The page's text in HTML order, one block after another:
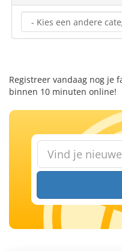
Registreer vandaag nog je
binnen 10 minuten online!